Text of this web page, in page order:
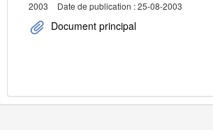
2003
Date de publication : 25-08-2003
Document principal